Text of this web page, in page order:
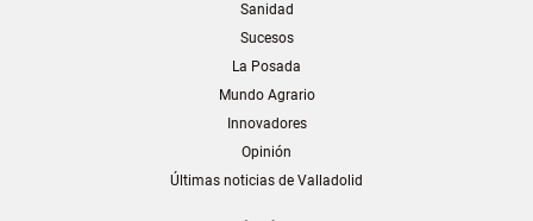
Sanidad
Sucesos
La Posada
Mundo Agrario
Innovadores
Opinión
Últimas noticias de Valladolid